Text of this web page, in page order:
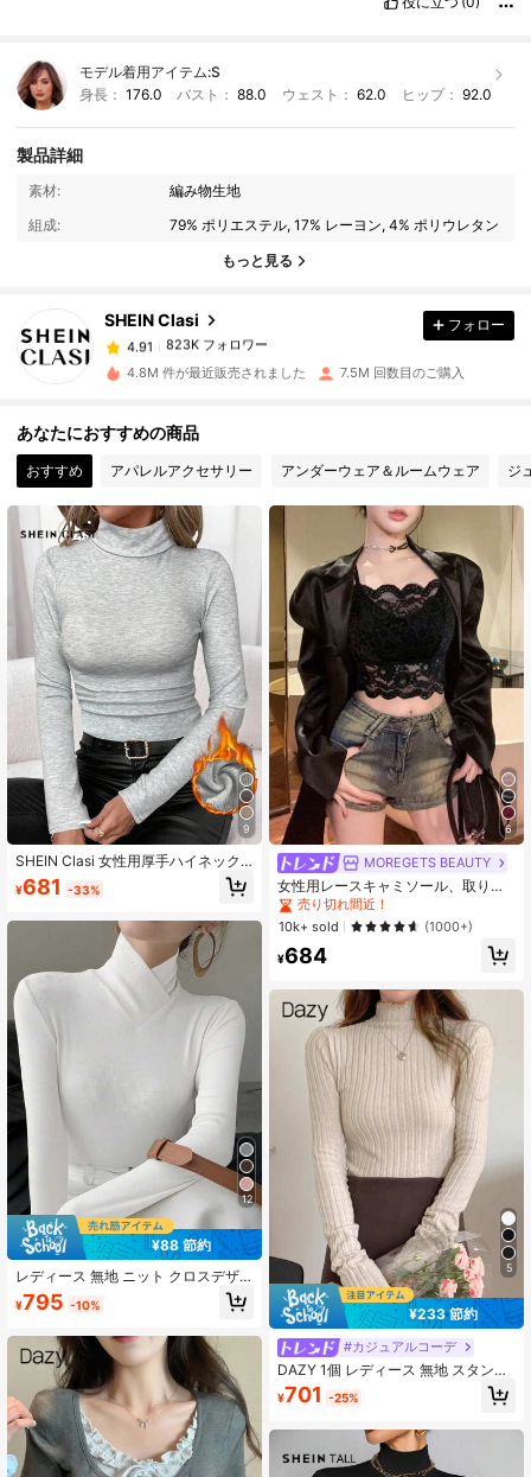
モデル着用アイテム:S
身長： 176.0 バスト：88.0 ウェスト： 62.0 ヒップ： 92.0
製品詳細
素材:
編み物生地
組成:
79% ポリエステル, 17% レーヨン, 4% ポリウレタン
もっと見る
SHEIN Clasi
823K フォロワー
823K フォロワー
4.91 823K フォロワー
4.91 823K フォロワー
4.91 823K フォロワー
4.91 823K フォロワー
4.91 823K フォロワー
4.91 823K フォロワー
4.91 823K フォロワー
フォロー
4.8M 件が最近販売されました 7.5M 回数目のご購入
あなたにおすすめの商品
おすすめ アパレルアクセサリー アンダーウェア＆ルームウェア ジ
9
SHEIN Clasi 女性用厚手ハイネック
インナー、秋冬に活躍
¥681 -33%
12
¥88 節約
レディース 無地 ニット クロスデザ
イン スタンドカラー ベースレイヤー
Tシャツトップス オフィス向け 新年
¥795 -10%
6
MOREGETS BEAUTY
女性用レースキャミソール、取り外
し可能なパッド付き、かわいい&セク
シーな無地インナー、新学期、冬、
クリスマス、春節、カジュアルブラ
ックサマーに適しています、シック&
エレガント
売り切れ間近！
10k+ sold
(1000+)
¥684
5
¥233 節約
#カジュアルコーデ
DAZY 1個 レディース 無地 スタンド
カラー 長袖 ミニマルTシャツ、カジ
ュアル 日常着、学校に戻る服
¥701 -25%